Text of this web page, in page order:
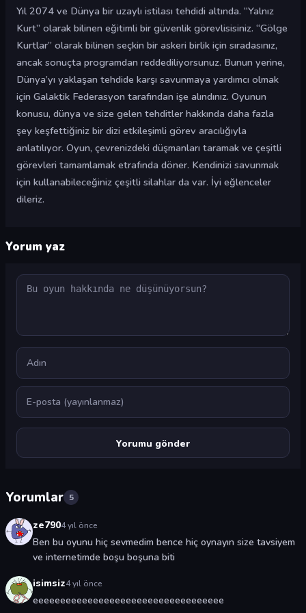
Yıl 2074 ve Dünya bir uzaylı istilası tehdidi altında. “Yalnız
Kurt” olarak bilinen eğitimli bir güvenlik görevlisisiniz. “Gölge
Kurtlar” olarak bilinen seçkin bir askeri birlik için sıradasınız,
ancak sonuçta programdan reddediliyorsunuz. Bunun yerine,
Dünya’yı yaklaşan tehdide karşı savunmaya yardımcı olmak
için Galaktik Federasyon tarafından işe alındınız. Oyunun
konusu, dünya ve size gelen tehditler hakkında daha fazla
şey keşfettiğiniz bir dizi etkileşimli görev aracılığıyla
anlatılıyor. Oyun, çevrenizdeki düşmanları taramak ve çeşitli
görevleri tamamlamak etrafında döner. Kendinizi savunmak
için kullanabileceğiniz çeşitli silahlar da var. İyi eğlenceler
dileriz.
Yorum yaz
Yorum
Ad
E-posta
Yorumlar 5
ze7904 yıl önce
Ben bu oyunu hiç sevmedim bence hiç oynayın size tavsiyem
ve internetimde boşu boşuna biti
isimsiz4 yıl önce
eeeeeeeeeeeeeeeeeeeeeeeeeeeeeeeeeee